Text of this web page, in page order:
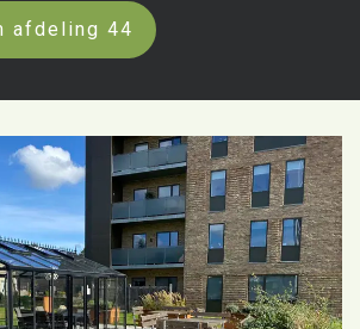
afdeling 44